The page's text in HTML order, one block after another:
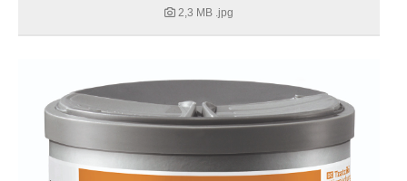
2,3 MB .jpg